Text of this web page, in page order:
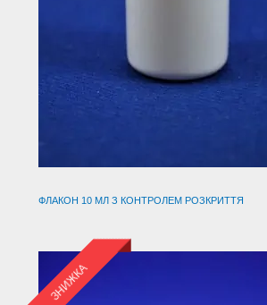
ФЛАКОН 10 МЛ З КОНТРОЛЕМ РОЗКРИТТЯ
ЗНИЖКА